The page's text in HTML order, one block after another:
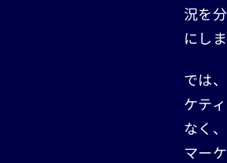
況を
にしま
では
ケテ
なく
マー